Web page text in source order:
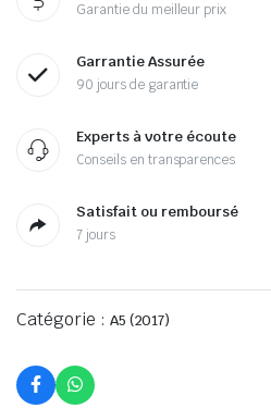
Garantie du meilleur prix
Garrantie Assurée
90 jours de garantie
Experts à votre écoute
Conseils en transparences
Satisfait ou remboursé
7 jours
Catégorie : A5 (2017)